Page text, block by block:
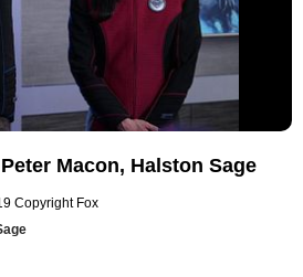
Macon, Halston Sage
Copyright Fox